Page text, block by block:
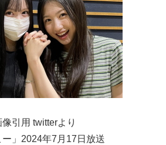
像引用 twitterより
ー」2024年7月17日放送